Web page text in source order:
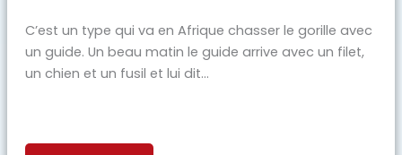
C’est un type qui va en Afrique chasser le gorille avec
un guide. Un beau matin le guide arrive avec un filet,
un chien et un fusil et lui dit...